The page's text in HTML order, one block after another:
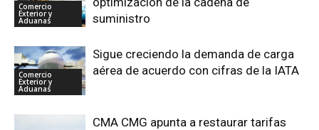
Comercio
Exterior y
Aduanas
suministro
Comercio
Exterior y
Aduanas
Sigue creciendo la demanda de carga
aérea de acuerdo con cifras de la IATA
CMA CMG apunta a restaurar tarifas